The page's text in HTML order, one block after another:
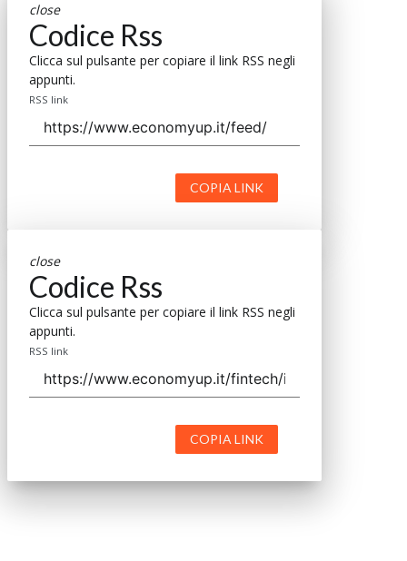
close
Codice Rss
Clicca sul pulsante per copiare il link RSS negli
appunti.
RSS link
COPIA LINK
close
Codice Rss
Clicca sul pulsante per copiare il link RSS negli
appunti.
RSS link
COPIA LINK